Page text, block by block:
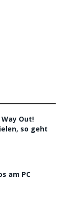
Out!
so geht
am PC